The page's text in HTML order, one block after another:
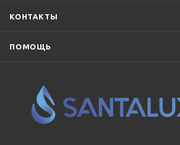
КОНТАКТЫ
ПОМОЩЬ